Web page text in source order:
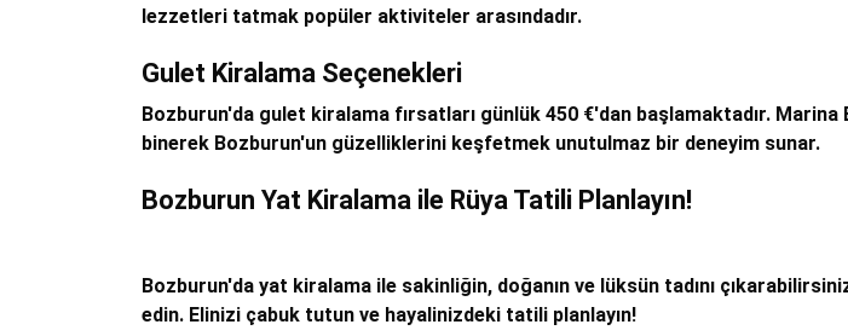
lezzetleri tatmak popüler aktiviteler arasındadır.
Gulet Kiralama Seçenekleri
Bozburun'da gulet kiralama fırsatları günlük 450 €'dan başlamaktadır.
binerek Bozburun'un güzelliklerini keşfetmek unutulmaz bir deneyim sunar.
Bozburun Yat Kiralama ile Rüya Tatili Planlayın!
Bozburun'da yat kiralama ile sakinliğin, doğanın ve lüksün tadını
edin. Elinizi çabuk tutun ve hayalinizdeki tatili planlayın!